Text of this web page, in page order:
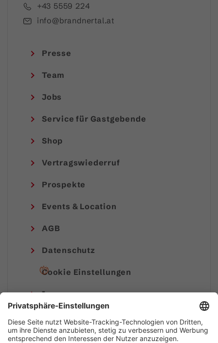
+43 5559 224
info@brandnertal.at
Presse
Team
Jobs
Service für Gastgebende
Shop
Vertragswiederruf
Prospekte
Events & Location
AGB
Datenschutz
Cookie Einstellungen
Impressum